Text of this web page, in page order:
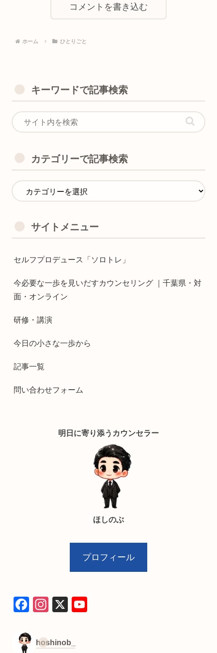
コメントを書き込む
ホーム ひとりごと
キーワードで記事検索
カテゴリーで記事検索
サイトメニュー
セルフプロデュース「ソロトレ」
今必要な一歩を見いだすカウンセリング ｜千葉県・対
面・オンライン
研修・講演
今日の小さな一歩から
記事一覧
問い合わせフォーム
明日に寄り添うカウンセラー
ほしのぶ
プロフィール
F
c
In
a
X
hoshinob_